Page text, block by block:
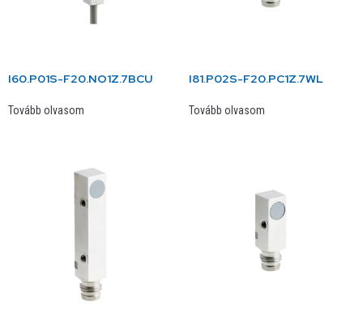
I60.P01S-F20.NO1Z.7BCU
Tovább olvasom
I81.P02S-F20.PC1Z.7WL
Tovább olvasom